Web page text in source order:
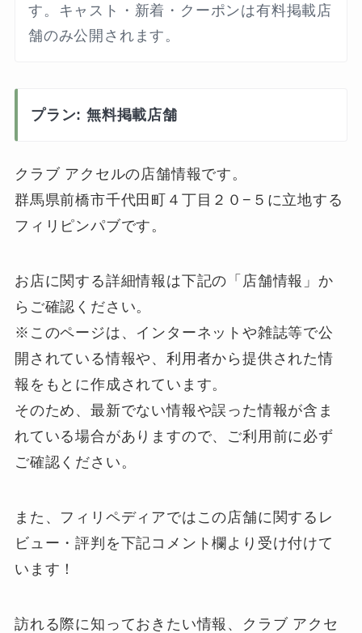
す。キャスト・新着・クーポンは有料掲載店
舗のみ公開されます。
プラン: 無料掲載店舗
クラブ アクセルの店舗情報です。
群馬県前橋市千代田町４丁目２０−５に立地する
フィリピンパブです。
お店に関する詳細情報は下記の「店舗情報」か
らご確認ください。
※このページは、インターネットや雑誌等で公
開されている情報や、利用者から提供された情
報をもとに作成されています。
そのため、最新でない情報や誤った情報が含ま
れている場合がありますので、ご利用前に必ず
ご確認ください。
また、フィリペディアではこの店舗に関するレ
ビュー・評判を下記コメント欄 より受け付けて
います！
訪れる際に知っておきたい情報、クラブ アクセ